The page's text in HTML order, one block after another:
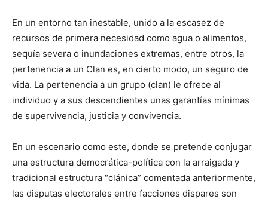
En un entorno tan inestable, unido a la escasez de
recursos de primera necesidad como agua o alimentos,
sequía severa o inundaciones extremas, entre otros, la
pertenencia a un Clan es, en cierto modo, un seguro de
vida. La pertenencia a un grupo (clan) le ofrece al
individuo y a sus descendientes unas garantías mínimas
de supervivencia, justicia y convivencia.
En un escenario como este, donde se pretende conjugar
una estructura democrática-política con la arraigada y
tradicional estructura “clánica” comentada anteriormente,
las disputas electorales entre facciones dispares son